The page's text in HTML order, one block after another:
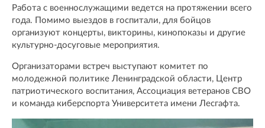
Работа с военнослужащими ведется на протяжении всего
года. Помимо выездов в госпитали, для бойцов
организуют концерты, викторины, кинопоказы и другие
культурно-досуговые мероприятия.
Организаторами встреч выступают комитет по
молодежной политике Ленинградской области, Центр
патриотического воспитания, Ассоциация ветеранов СВО
и команда киберспорта Университета имени Лесгафта.